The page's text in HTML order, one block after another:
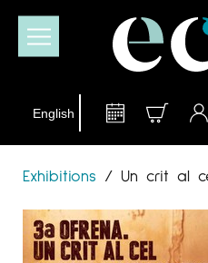
Exhibitions / Un crit al